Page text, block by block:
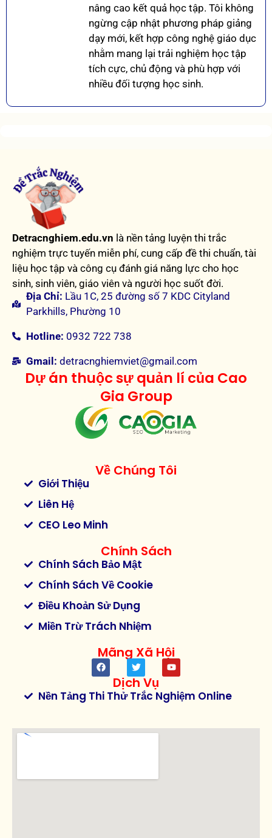
nâng cao kết quả học tập. Tôi không
ngừng cập nhật phương pháp giảng
dạy mới, kết hợp công nghệ giáo dục
nhằm mang lại trải nghiệm học tập
tích cực, chủ động và phù hợp với
nhiều đối tượng học sinh.
Detracnghiem.edu.vn là nền tảng luyện thi trắc
nghiệm trực tuyến miễn phí, cung cấp đề thi chuẩn, tài
liệu học tập và công cụ đánh giá năng lực cho học
sinh, sinh viên, giáo viên và người học suốt đời.
Địa Chỉ: Lầu 1C, 25 đường số 7 KDC Cityland
Parkhills, Phường 10
Hotline: 0932 722 738
Gmail: detracnghiemviet@gmail.com
Dự án thuộc sự quản lí của Cao
Gia Group
Về Chúng Tôi
Giới Thiệu
Liên Hệ
CEO Leo Minh
Chính Sách
Chính Sách Bảo Mật
Chính Sách Về Cookie
Điều Khoản Sử Dụng
Miền Trừ Trách Nhiệm
Mãng Xã Hội
Dịch Vụ
Nền Tảng Thi Thử Trắc Nghiệm Online